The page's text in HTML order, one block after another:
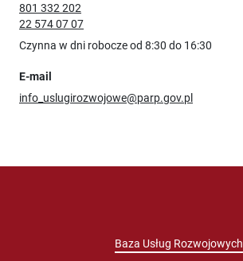
801 332 202
22 574 07 07
Czynna w dni robocze od 8:30 do 16:30
E-mail
info_uslugirozwojowe@parp.gov.pl
Baza Usług Rozwojowych